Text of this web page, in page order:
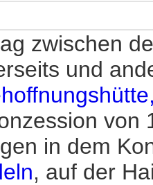
zwischen
und
von
in dem
, auf der